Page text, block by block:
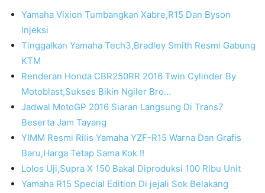
Yamaha Vixion Tumbangkan Xabre,R15 Dan Byson
Injeksi
Tinggalkan Yamaha Tech3,Bradley Smith Resmi Gabung
KTM
Renderan Honda CBR250RR 2016 Twin Cylinder By
Motoblast,Sukses Bikin Ngiler Bro…
Jadwal MotoGP 2016 Siaran Langsung Di Trans7
Beserta Jam Tayang
YIMM Resmi Rilis Yamaha YZF-R15 Warna Dan Grafis
Baru,Harga Tetap Sama Kok !!
Lolos Uji,Supra X 150 Bakal Diproduksi 100 Ribu Unit
Yamaha R15 Special Edition Di jejali Sok Belakang